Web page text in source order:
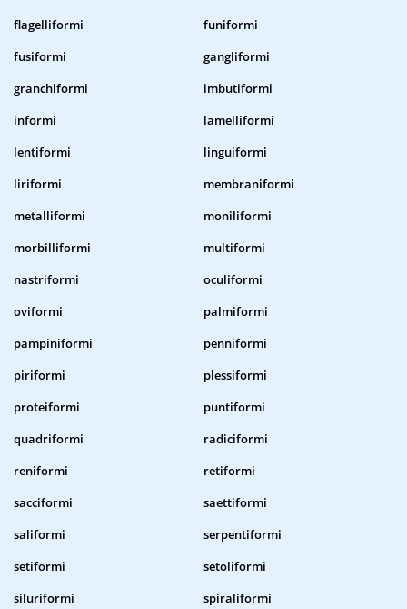
flagelliformi
funiformi
fusiformi
gangliformi
granchiformi
imbutiformi
informi
lamelliformi
lentiformi
linguiformi
liriformi
membraniformi
metalliformi
moniliformi
morbilliformi
multiformi
nastriformi
oculiformi
oviformi
palmiformi
pampiniformi
penniformi
piriformi
plessiformi
proteiformi
puntiformi
quadriformi
radiciformi
reniformi
retiformi
sacciformi
saettiformi
saliformi
serpentiformi
setiformi
setoliformi
siluriformi
spiraliformi